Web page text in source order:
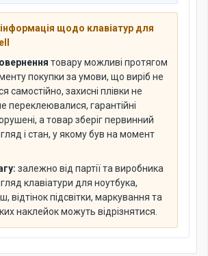
щодо клавіатур для
товару можливі протягом
покупки за умови, що виріб не
самостійно, захисні плівки не
переклеювалися, гарантійні
а товар зберіг первинний
і стан, у якому був на момент
залежно від партії та виробника
клавіатури для ноутбука,
відтінок підсвітки, маркування та
наклейок можуть відрізнятися.